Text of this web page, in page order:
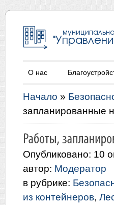
О нас
Начало »
запланированные
Опубликовано: 10
автор: Модератор
в рубрике:
из контейнеров,